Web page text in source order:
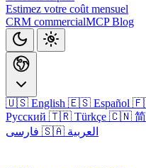
Estimez votre coût mensuel
CRM commercialMCPBlog
🇺🇸 English 🇪🇸 Español
Русский 🇹🇷 Türkçe 🇨🇳 简
🇸🇦 العربية